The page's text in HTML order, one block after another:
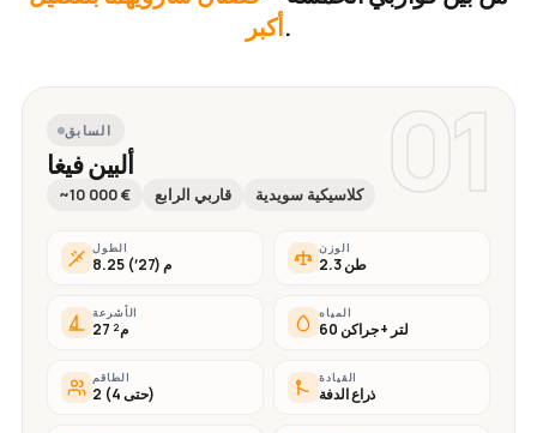
أكبر.
01 السابق
ألبين فيغا
~10 000 € قاربي الرابع كلاسيكية سويدية
الطول
8.25 م (27′)
الوزن
2.3 طن
الأشرعة
27 م²
المياه
60 لتر + جراكن
الطاقم
2 (حتى 4)
القيادة
ذراع الدفة